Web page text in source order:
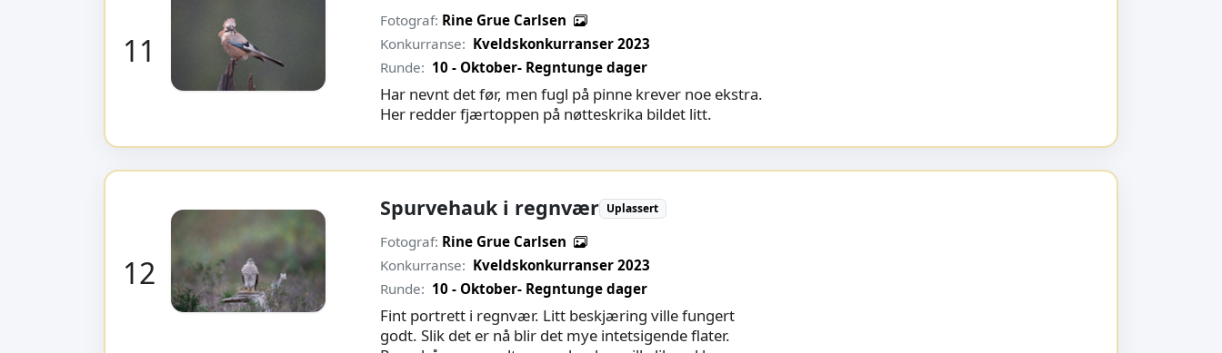
11
Fotograf: Rine Grue Carlsen
Konkurranse: Kveldskonkurranser 2023
Runde: 10 - Oktober- Regntunge dager
Har nevnt det før, men fugl på pinne krever noe ekstra.
Her redder fjærtoppen på nøtteskrika bildet litt.
12
Spurvehauk i regnvær Uplassert
Fotograf: Rine Grue Carlsen
Konkurranse: Kveldskonkurranser 2023
Runde: 10 - Oktober- Regntunge dager
Fint portrett i regnvær. Litt beskjæring ville fungert
godt. Slik det er nå blir det mye intetsigende flater.